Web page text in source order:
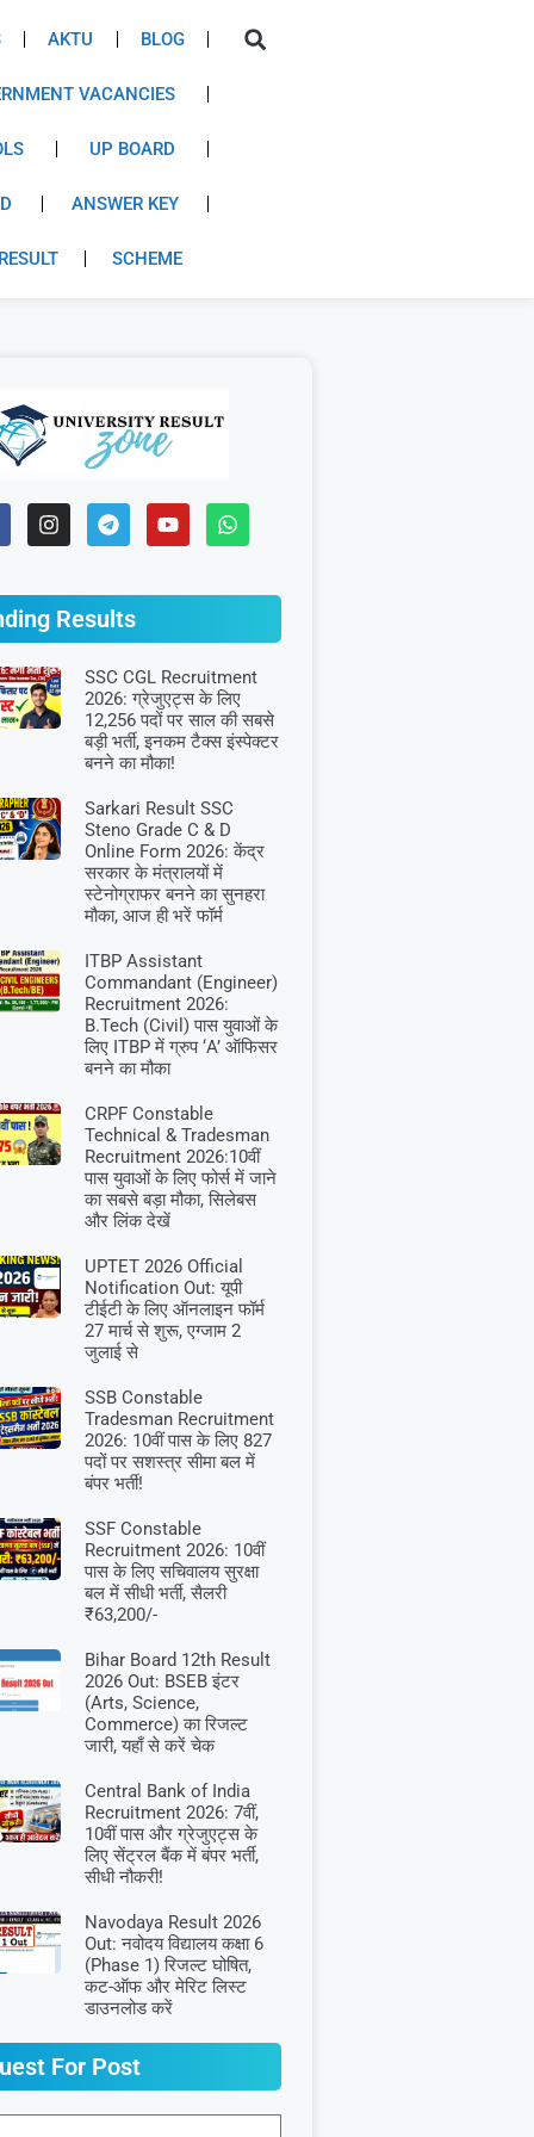
AKTU BLOG
VACANCIES
UP BOARD
ANSWER KEY
SCHEME
Results
SSC CGL Recruitment
2026: ग्रेजुएट्स के लिए
12,256 पदों पर साल की सबसे
बड़ी भर्ती, इनकम टैक्स इंस्पेक्टर
बनने का मौका!
Sarkari Result SSC
Steno Grade C & D
Online Form 2026: केंद्र
सरकार के मंत्रालयों में
स्टेनोग्राफर बनने का सुनहरा
मौका, आज ही भरें फॉर्म
ITBP Assistant
Commandant (Engineer)
Recruitment 2026:
B.Tech (Civil) पास युवाओं के
लिए ITBP में ग्रुप ‘A’ ऑफिसर
बनने का मौका
CRPF Constable
Technical & Tradesman
Recruitment 2026:10वीं
पास युवाओं के लिए फोर्स में जाने
का सबसे बड़ा मौका, सिलेबस
और लिंक देखें
UPTET 2026 Official
Notification Out: यूपी
टीईटी के लिए ऑनलाइन फॉर्म
27 मार्च से शुरू, एग्जाम 2
जुलाई से
SSB Constable
Tradesman Recruitment
2026: 10वीं पास के लिए 827
पदों पर सशस्त्र सीमा बल में
बंपर भर्ती!
SSF Constable
Recruitment 2026: 10वीं
पास के लिए सचिवालय सुरक्षा
बल में सीधी भर्ती, सैलरी
₹63,200/-
Bihar Board 12th Result
2026 Out: BSEB इंटर
(Arts, Science,
Commerce) का रिजल्ट
जारी, यहाँ से करें चेक
Central Bank of India
Recruitment 2026: 7वीं,
10वीं पास और ग्रेजुएट्स के
लिए सेंट्रल बैंक में बंपर भर्ती,
सीधी नौकरी!
Navodaya Result 2026
Out: नवोदय विद्यालय कक्षा 6
(Phase 1) रिजल्ट घोषित,
कट-ऑफ और मेरिट लिस्ट
डाउनलोड करें
For Post